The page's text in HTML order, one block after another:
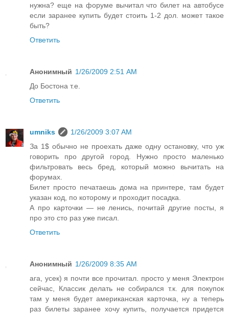
нужна? еще на форуме вычитал что билет на автобусе
если заранее купить будет стоить 1-2 дол. может такое
быть?
Ответить
Анонимный 1/26/2009 2:51 AM
До Бостона т.е.
Ответить
umniks
1/26/2009 3:07 AM
За 1$ обычно не проехать даже одну остановку, что уж
говорить про другой город. Нужно просто маленько
фильтровать весь бред, который можно вычитать на
форумах.
Билет просто печатаешь дома на принтере, там будет
указан код, по которому и проходит посадка.
А про карточки — не ленись, почитай другие посты, я
про это сто раз уже писал.
Ответить
Анонимный 1/26/2009 8:35 AM
ага, усек) я почти все прочитал. просто у меня Электрон
сейчас, Классик делать не собирался т.к. для покупок
там у меня будет американская карточка, ну а теперь
раз билеты заранее хочу купить, получается придется